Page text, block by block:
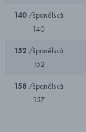
140/španělská
140
152 /španělská
152
158 /španělská
157